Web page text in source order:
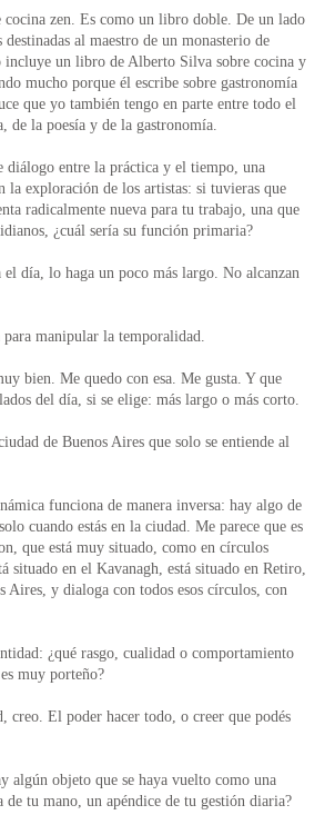
zen. Es como un libro doble. De un lado
destinadas al maestro de un monasterio de
incluye un libro de Alberto Silva sobre cocina y
mucho porque él escribe sobre gastronomía
que yo también tengo en parte entre todo el
de la poesía y de la gastronomía.
diálogo entre la práctica y el tiempo, una
la exploración de los artistas: si tuvieras que
radicalmente nueva para tu trabajo, una que
¿cuál sería su función primaria?
el día, lo haga un poco más largo. No alcanzan
manipular la temporalidad.
bien. Me quedo con esa. Me gusta. Y que
del día, si se elige: más largo o más corto.
de Buenos Aires que solo se entiende al
funciona de manera inversa: hay algo de
cuando estás en la ciudad. Me parece que es
que está muy situado, como en círculos
situado en el Kavanagh, está situado en Retiro,
Aires, y dialoga con todos esos círculos, con
¿qué rasgo, cualidad o comportamiento
muy porteño?
creo. El poder hacer todo, o creer que podés
algún objeto que se haya vuelto como una
tu mano, un apéndice de tu gestión diaria?